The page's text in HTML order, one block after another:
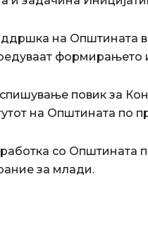
на Општината
повик за
на Општината по
со Општината
за млади.